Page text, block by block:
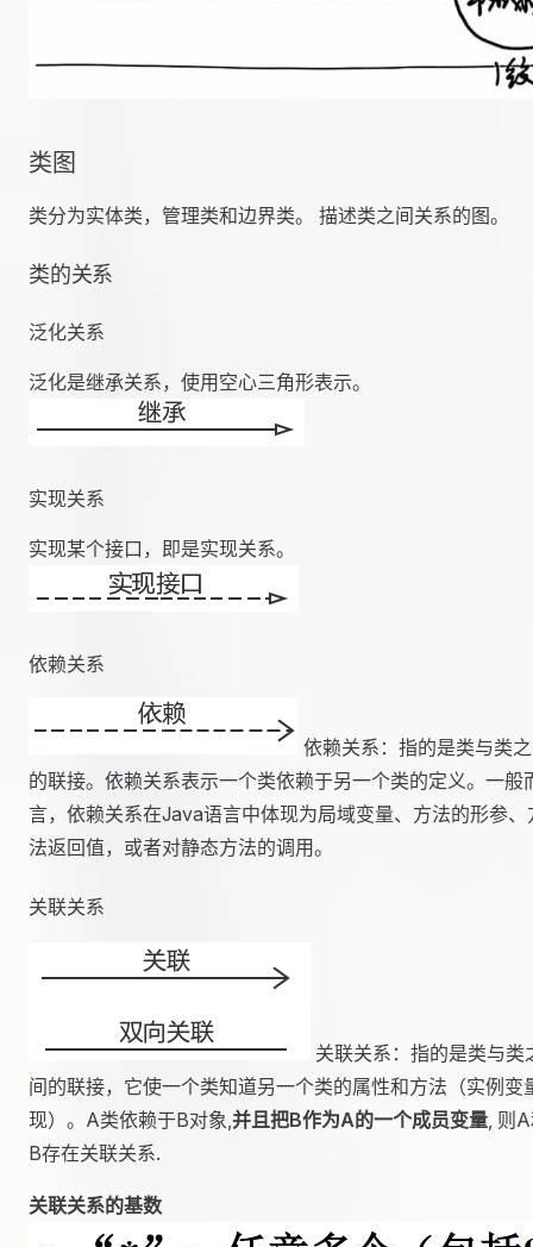
类图
类分为实体类，管理类和边界类。 描述类之间关系的图。
类的关系
泛化关系
泛化是继承关系，使用空心三角形表示。
实现关系
实现某个接口，即是实现关系。
依赖关系
依赖关系：指的是类与类
的联接。依赖关系表示一个类依赖于另一个类的定义。一般
言，依赖关系在Java语言中体现为局域变量、方法的形参、
法返回值，或者对静态方法的调用。
关联关系
关联关系：指的是类与类
间的联接，它使一个类知道另一个类的属性和方法（实例变
现）。A类依赖于B对象,并且把B作为A的一个成员变量, 则
B存在关联关系.
关联关系的基数